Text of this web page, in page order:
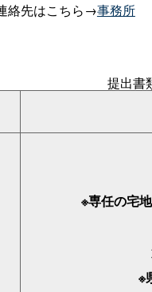
絡先はこちら→事務所
提出書
※専任の宅
※